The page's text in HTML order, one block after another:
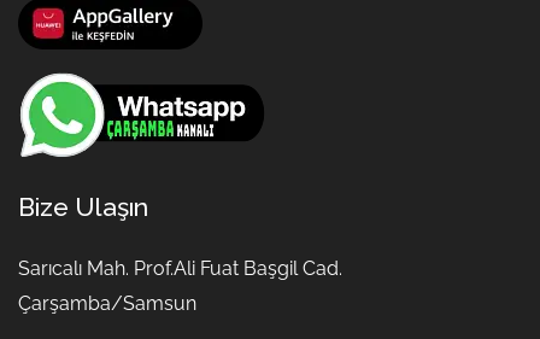
Bize Ulaşın
Sarıcalı Mah. Prof.Ali Fuat Başgil Cad.
Çarşamba/Samsun